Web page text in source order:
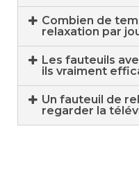
Combien de
relaxation par
Les fauteuils
ils vraiment
Un fauteuil de
regarder la